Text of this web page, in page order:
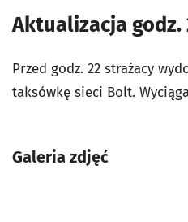
Aktualizacja godz.
Przed godz. 22 strażacy
taksówkę sieci Bolt.
Galeria zdjęć